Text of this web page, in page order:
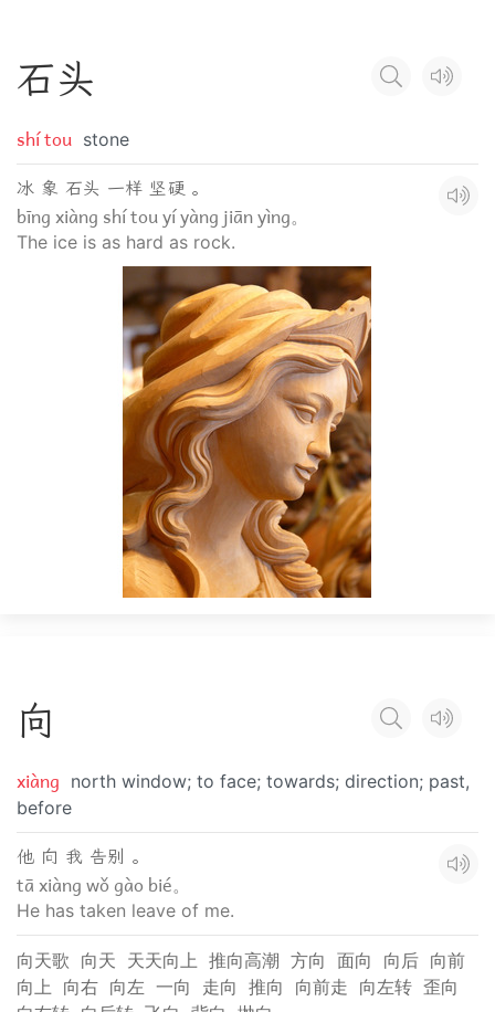
石头
shí tou stone
冰 象 石头 一样 坚硬 。
bīng xiàng shí tou yí yàng jiān yìng。
The ice is as hard as rock.
向
xiàng north window; to face; towards; direction; past,
before
他 向 我 告别 。
tā xiàng wǒ gào bié。
He has taken leave of me.
向天歌 向天 天天向上 推向高潮 方向 面向 向后 向前
向上 向右 向左 一向 走向 推向 向前走 向左转 歪向